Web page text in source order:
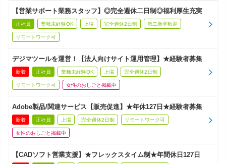
【営業サポート業務スタッフ】◎完全週休二日制◎福利厚生充実
正社員 業種未経験OK 上場 完全週休2日制 第二新卒歓迎
リモートワーク可
デジマツールを運営！【法人向けサイト運用管理】★経験者募集
新着 正社員 業種未経験OK 上場 完全週休2日制
リモートワーク可 女性のおしごと掲載中
Adobe製品/関連サービス【販売促進】★年休127日★経験者募集
新着 正社員 上場 完全週休2日制 リモートワーク可
女性のおしごと掲載中
【CADソフト営業支援】★フレックスタイム制★年間休日127日